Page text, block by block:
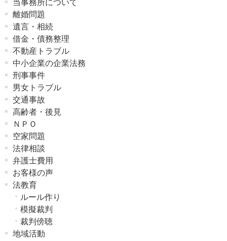
当事務所について
離婚問題
遺言・相続
借金・債務整理
不動産トラブル
中小企業の企業法務
刑事事件
男女トラブル
交通事故
高齢者・後見
ＮＰＯ
空家問題
法律相談
弁護士費用
お客様の声
法教育
ルール作り
模擬裁判
裁判傍聴
地域活動